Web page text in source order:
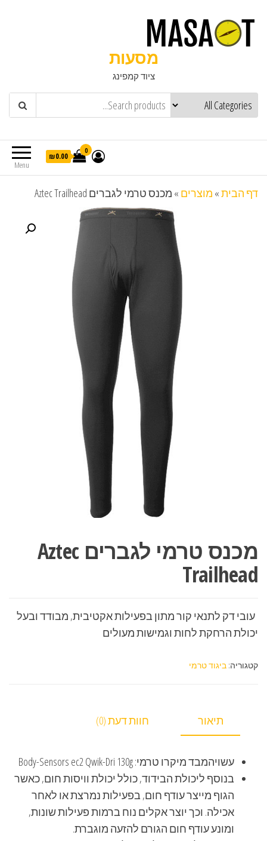
מסעות
ציוד קמפינג
Menu
0
₪0.00
דף הבית» מוצרים » מכנס טרמי לגברים Aztec Trailhead
מכנס טרמי לגברים Aztec
Trailhead
עובי דק לתנאי קור מתון בפעילות אקטיבית, מבודד ובעל
יכולת הרחקת לחות וגמישות מעולים
קטגוריה: ביגוד טרמי
תיאור חוות דעת (0)
עשויהמבד מיקרו טרמי: Body-Sensors ec2 Qwik-Dri 130g
בנוסף ליכולת הבידוד, כולל יכולת וויסות חום, כאשר
הגוף מייצר עודף חום, בפעילות נמרצת או לאחר
אכילה. וכך יוצר אקלים נוח ברמות פעילות שונות,
ומונע עודף חום הגורם להזעה מוגברת.